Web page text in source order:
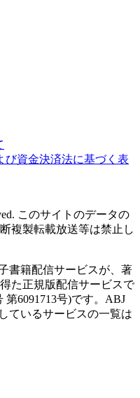
び資金決済法に基づく表
このサイトのデータの
複製転載放送等は禁止し
書籍配信サービスが、著
た正規版配信サービスで
6091713号)です。ABJ
ているサービスの一覧は